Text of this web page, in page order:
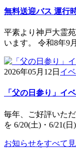
無料送迎バス 運行
平素より神戸大霊
います。 令和8年9
2026年05月12日 イ
「父の日参り」イ
毎年、ご好評いた
を 6/20(土)・6/21(
お知らせをすべて